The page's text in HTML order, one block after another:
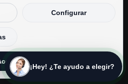
¡Hey! ¿Te ayudo a elegir?
Configurar
todas